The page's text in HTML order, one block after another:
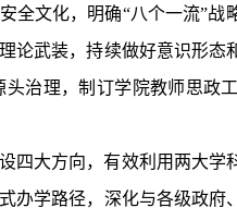
全文化，明确“八个一流”
论武装，持续做好意识形
治理，制订学院教师思政
四大方向，有效利用两大
办学路径，深化与各级政